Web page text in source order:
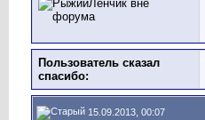
Пользователь сказал
cпасибо:
15.09.2013, 00:07